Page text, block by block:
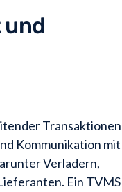
und
Transaktionen
Kommunikation mit
Verladern,
Ein TVMS